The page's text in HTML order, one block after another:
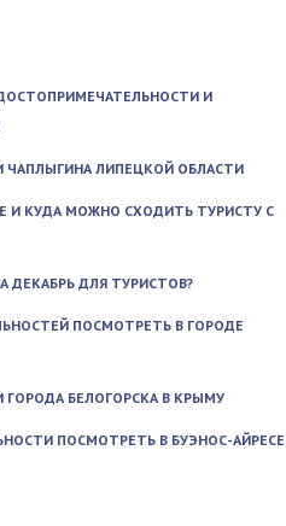
И
ЛИПЕЦКОЙ ОБЛАСТИ
И КУДА МОЖНО СХОДИТЬ ТУРИСТУ С
ДЕКАБРЬ ДЛЯ ТУРИСТОВ?
ПОСМОТРЕТЬ В ГОРОДЕ
БЕЛОГОРСКА В КРЫМУ
ПОСМОТРЕТЬ В БУЭНОС-АЙРЕСЕ